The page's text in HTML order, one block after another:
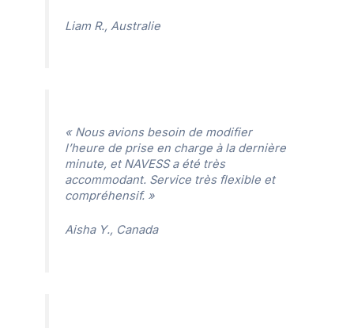
Liam R., Australie
« Nous avions besoin de modifier
l’heure de prise en charge à la dernière
minute, et NAVESS a été très
accommodant. Service très flexible et
compréhensif. »
Aisha Y., Canada